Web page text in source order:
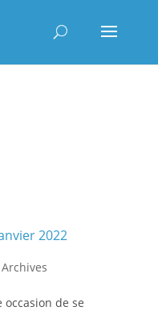
2022
Archives
de se